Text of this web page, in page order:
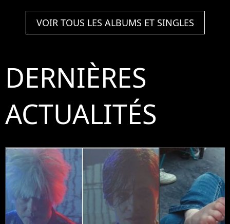
VOIR TOUS LES ALBUMS ET SINGLES
DERNIÈRES
ACTUALITÉS